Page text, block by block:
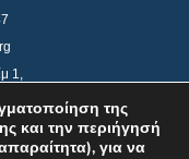
1,
της
και την περιήγησή
για να